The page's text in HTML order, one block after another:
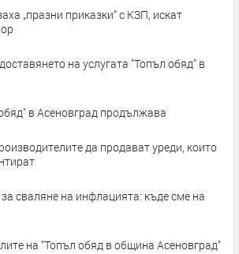
„празни приказки“ с КЗП, искат
на услугата "Топъл обяд" в
в Асеновград продължава
да продават уреди, които
сваляне на инфлацията: къде сме на
на "Топъл обяд в община Асеновград"